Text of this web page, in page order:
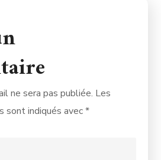
ne sera pas publiée. Les
sont indiqués avec*